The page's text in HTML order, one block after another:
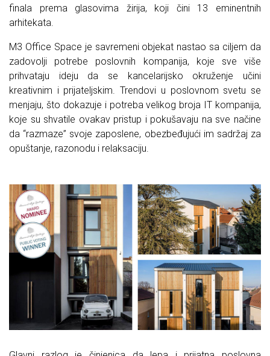
finala prema glasovima žirija, koji čini 13 eminentnih
arhitekata.
M3 Office Space je savremeni objekat nastao sa ciljem da
zadovolji potrebe poslovnih kompanija, koje sve više
prihvataju ideju da se kancelarijsko okruženje učini
kreativnim i prijateljskim. Trendovi u poslovnom svetu se
menjaju, što dokazuje i potreba velikog broja IT kompanija,
koje su shvatile ovakav pristup i pokušavaju na sve načine
da “razmaze” svoje zaposlene, obezbeđujući im sadržaj za
opuštanje, razonodu i relaksaciju.